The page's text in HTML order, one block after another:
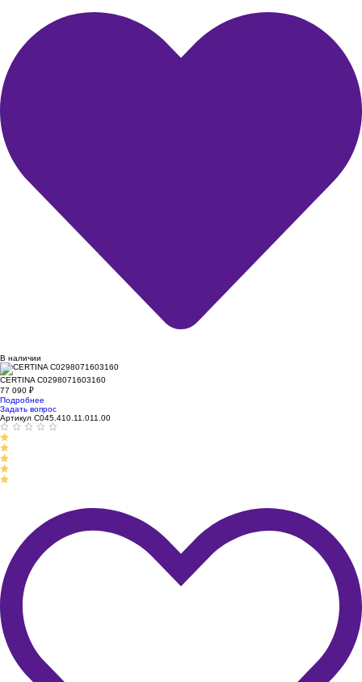
В наличии
CERTINA C0298071603160
77 090 ₽
Подробнее
Задать вопрос
Артикул C045.410.11.011.00